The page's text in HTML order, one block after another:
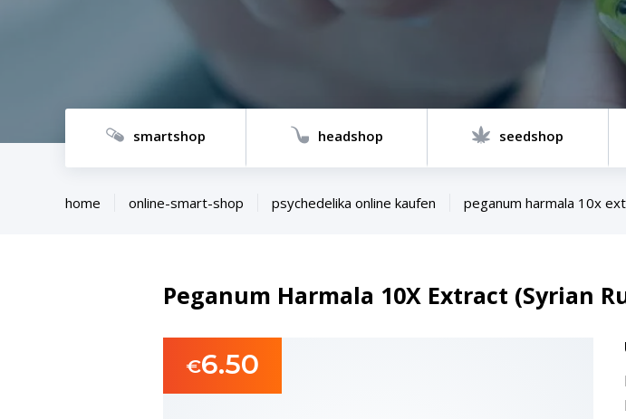
smartshop headshop seedshop
home online-smart-shop psychedelika online kaufen peganum harmala 10x
Peganum Harmala 10X Extract (Syrian
€6.50